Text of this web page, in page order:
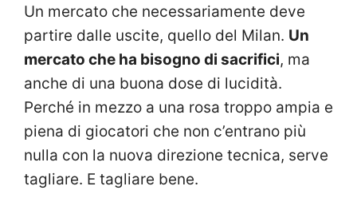
Un mercato che necessariamente deve
partire dalle uscite, quello del Milan. Un
mercato che ha bisogno di sacrifici, ma
anche di una buona dose di lucidità.
Perché in mezzo a una rosa troppo ampia e
piena di giocatori che non c’entrano più
nulla con la nuova direzione tecnica, serve
tagliare. E tagliare bene.